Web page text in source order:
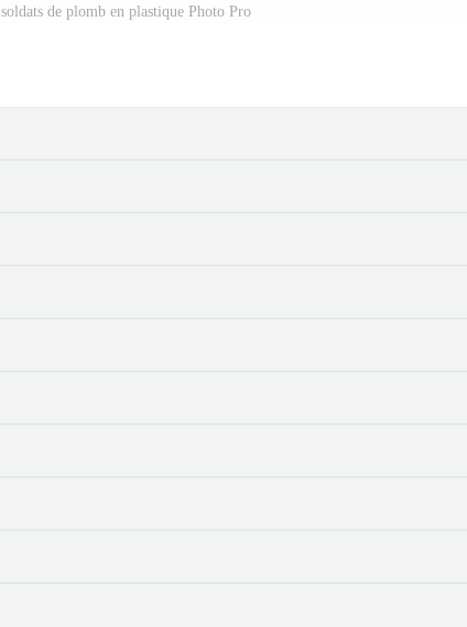
soldats de plomb en plastique Photo Pro